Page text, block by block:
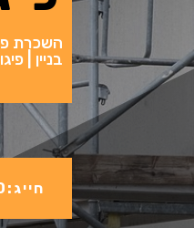
השכרת
בניין |
חייג:073-7020870